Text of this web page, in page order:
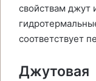
свойствам
соответствует
Джутовая